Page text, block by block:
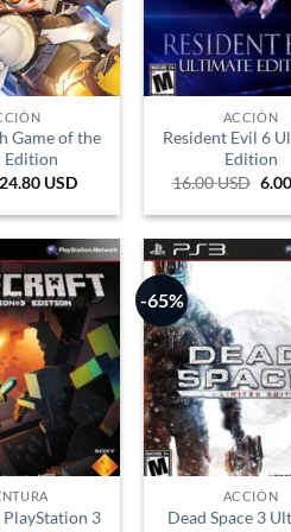
Game of the
Edition
24.80 USD
ACCIÓN
Resident Evil 6
Edition
16.00USD El
6.00
3
-65%
ACCIÓN
Dead Space 3